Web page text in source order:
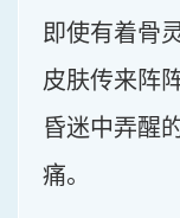
即使有着骨
皮肤传来阵
昏迷中弄醒
痛。